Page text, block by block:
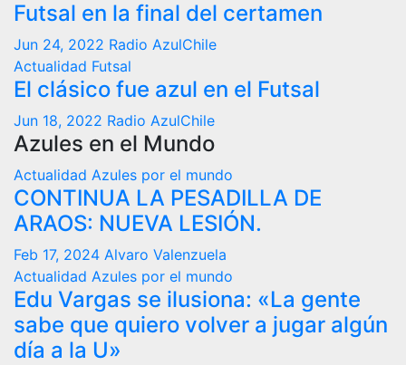
Futsal en la final del certamen
Jun 24, 2022 Radio AzulChile
Actualidad Futsal
El clásico fue azul en el Futsal
Jun 18, 2022 Radio AzulChile
Azules en el Mundo
Actualidad Azules por el mundo
CONTINUA LA PESADILLA DE
ARAOS: NUEVA LESIÓN.
Feb 17, 2024 Alvaro Valenzuela
Actualidad Azules por el mundo
Edu Vargas se ilusiona: «La gente
sabe que quiero volver a jugar algún
día a la U»